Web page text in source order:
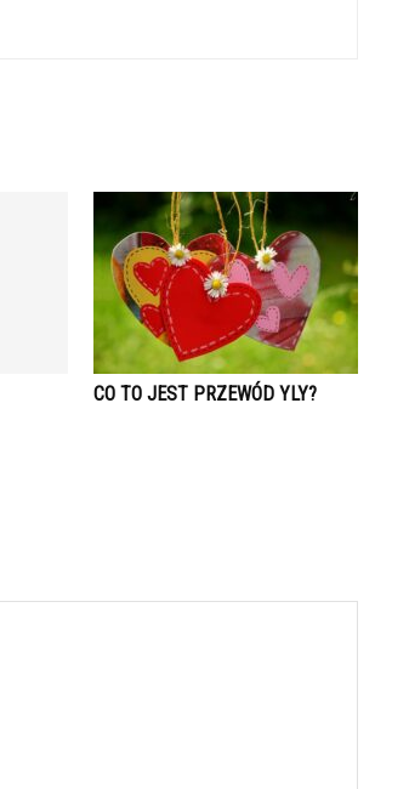
CO TO JEST PRZEWÓD YLY?